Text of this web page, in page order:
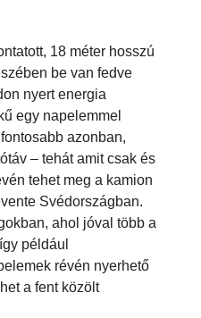
18 méter hosszú
be van fedve
nyert energia
egy napelemmel
azonban,
– tehát amit csak és
tehet meg a kamion
Svédországban.
ahol jóval több a
például
révén nyerhető
a fent közölt